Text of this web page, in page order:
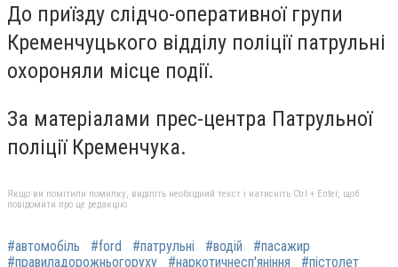
До приїзду слідчо-оперативної групи
Кременчуцького відділу поліції патрульні
охороняли місце події.
За матеріалами прес-центра Патрульної
поліції Кременчука.
Якщо ви помітили помилку, виділіть необхідний текст і натисніть Ctrl + Enter, щоб
повідомити про це редакцію
#автомобіль #ford #патрульні #водій
#пасажир
#правиладорожньогоруху
#наркотичнесп'яніння
#пістолет